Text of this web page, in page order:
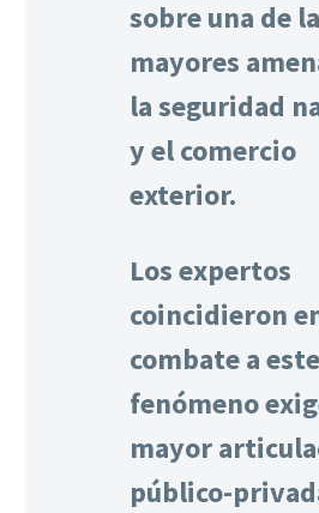
sobre una de
mayores
la seguridad
y el comercio
exterior.
Los expertos
coincidieron
combate a este
fenómeno
mayor
público-